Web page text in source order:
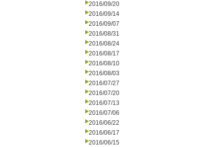
2016/09/20
2016/09/14
2016/09/07
2016/08/31
2016/08/24
2016/08/17
2016/08/10
2016/08/03
2016/07/27
2016/07/20
2016/07/13
2016/07/06
2016/06/22
2016/06/17
2016/06/15